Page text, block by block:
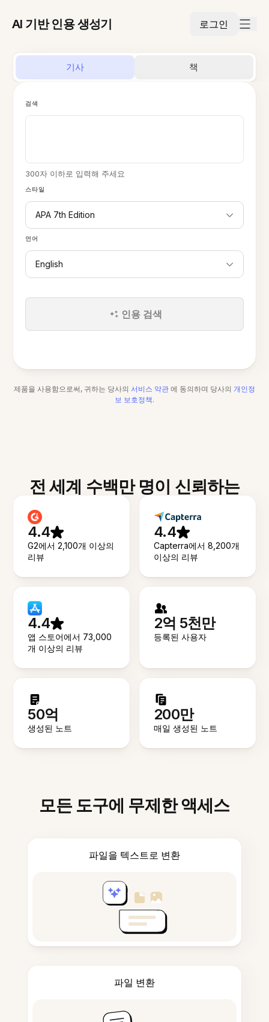
AI 기반 인용 생성기 로그인
기사 책
스타일
APA 7th Edition
언어
English
검색
300자 이하로 입력해 주세요
인용 검색
제품을 사용함으로써, 귀하는 당사의 서비스 약관 에 동의하며 당사의 개인정
보 보호정책.
전 세계 수백만 명이 신뢰하는
4.4
G2에서 2,100개 이상의
리뷰
4.4
Capterra에서 8,200개
이상의 리뷰
4.4
앱 스토어에서 73,000
개 이상의 리뷰
2억 5천만
등록된 사용자
50억
생성된 노트
200만
매일 생성된 노트
모든 도구에 무제한 액세스
파일을 텍스트로 변환
파일 변환